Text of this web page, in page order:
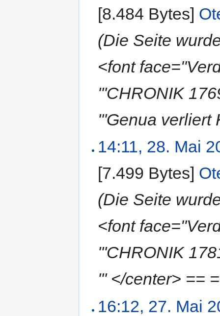
[8.484 Bytes]
(Die Seite
<font
'''CHRONIK
'''Genua
14:11, 28. Mai
[7.499 Bytes]
(Die Seite
<font
'''CHRONIK
''' </center> ==
16:12, 27. Mai